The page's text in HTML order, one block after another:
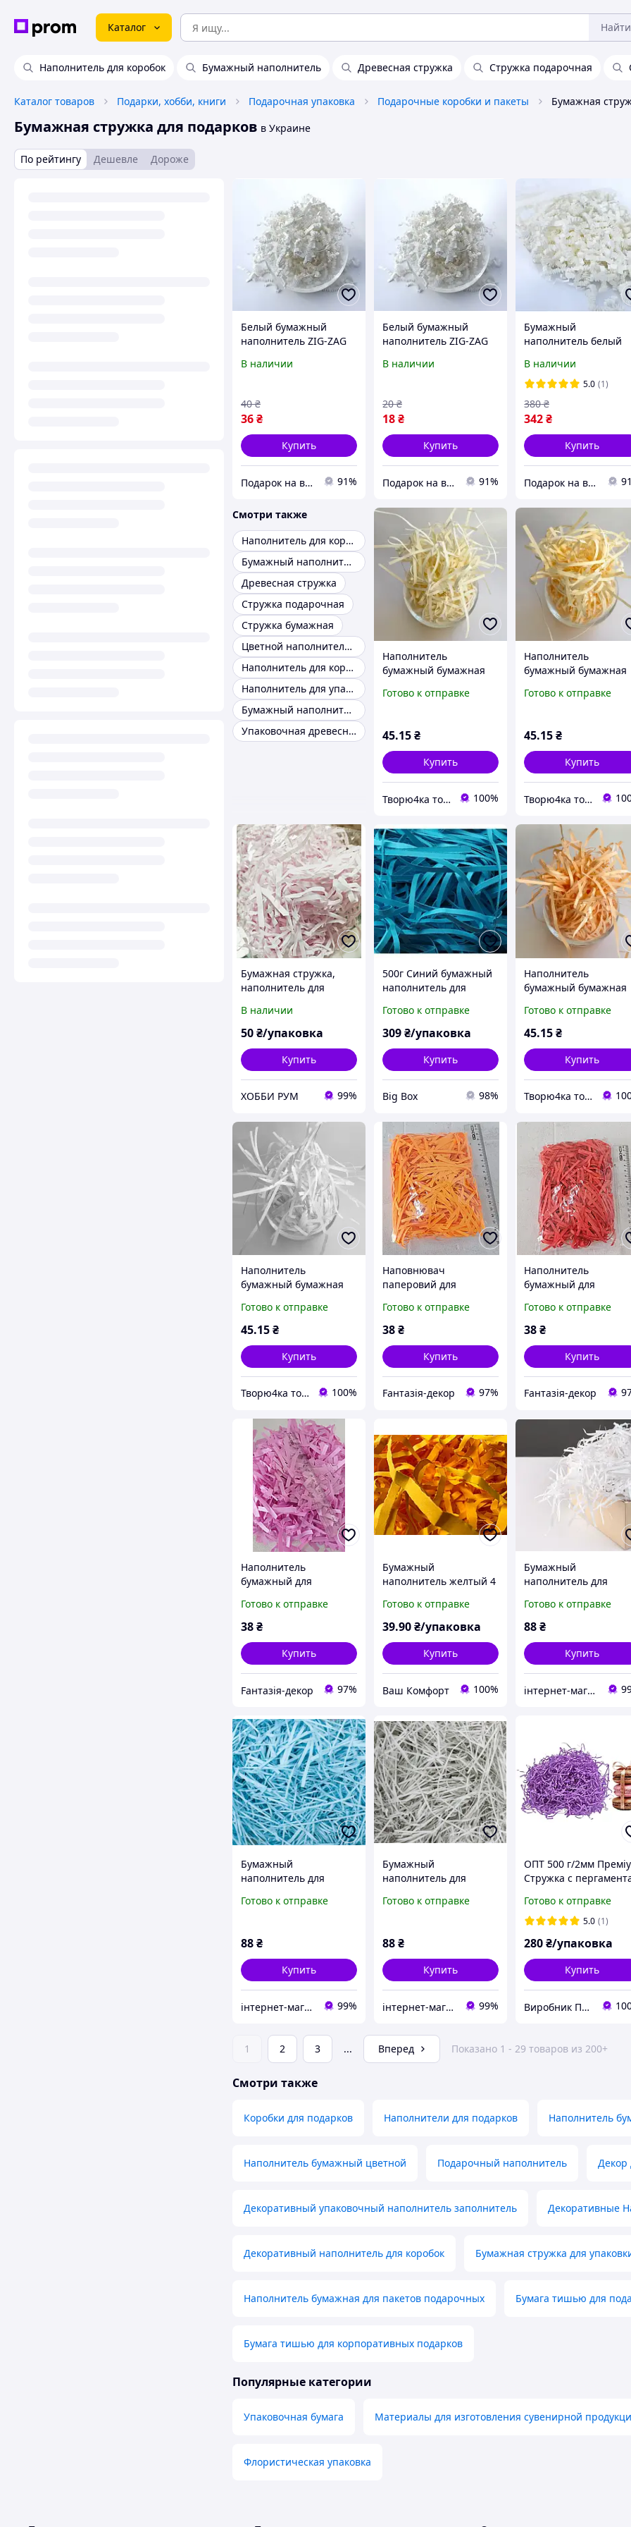
Каталог Найти
Наполнитель для коробок Бумажный наполнитель Древесная стружка Стружка подарочная
Каталог товаров Подарки, хобби, книги Подарочная упаковка Подарочные коробки и пакеты Бумажная
Бумажная стружка для подарков в Украине
По рейтингу Дешевле Дороже
Белый бумажный
наполнитель ZIG-ZAG
коробок | Бумажная
для упаковки подарков
В наличии
36₴
40 ₴
Купить
Подарок на все праздники 91%
Белый бумажный
наполнитель ZIG-ZAG
коробок | Бумажная
для упаковки подарков
В наличии
18₴
20 ₴
Купить
Подарок на все праздники 91%
Бумажный
наполнитель белый
Наполнитель для
упаковки подарков |
Бумажная стружка
В наличии
5.0 (1)
342₴
380 ₴
Купить
Подарок на все праздники
Смотри также
Наполнитель для коробок
Бумажный наполнитель
Древесная стружка
Стружка подарочная
Стружка бумажная
Цветной наполнитель для коробок
Наполнитель для коробок древесная стружка
Наполнитель для упаковки
Бумажный наполнитель крафт
Упаковочная древесная стружка
Наполнитель
бумажный бумажная
для коробок и пакетов
Готово к отправке
45.15₴
Купить
Творю4ка товары для упаковки и декора 100%
Наполнитель
бумажный бумажная
коробок и пакетов
Готово к отправке
45.15₴
Купить
Творю4ка товары для упаковки и декора
Бумажная стружка,
наполнитель для
50гр. розовая
В наличии
50₴/упаковка
Купить
ХОББИ РУМ 99%
500г Синий бумажный
наполнитель для
для подарков,коробок,
стружка для декора
Готово к отправке
309₴/упаковка
Купить
Big Box 98%
Наполнитель
бумажный бумажная
кремовый для коробок
и пакетов
Готово к отправке
45.15₴
Купить
Творю4ка товары для упаковки и декора
Наполнитель
бумажный бумажная
коробок и пакетов
Готово к отправке
45.15₴
Купить
Творю4ка товары для упаковки и декора 100%
Наповнювач
паперовий для
подарунків, 20г
помаранчевий
Готово к отправке
38₴
Купить
Fантазія-декор 97%
Наполнитель
бумажный для
20г красный.
Готово к отправке
38₴
Купить
Fантазія-декор
Наполнитель
бумажный для
20г розовый
Готово к отправке
38₴
Купить
Fантазія-декор 97%
Бумажный
наполнитель желтый 4
Готово к отправке
39.90₴/упаковка
Купить
Ваш Комфорт 100%
Бумажный
наполнитель для
Белый, наполнитель
декоративный
Украина
Готово к отправке
88₴
Купить
інтернет-магазин Теремок
Бумажный
наполнитель для
голубой, наполнитель
Украина
Готово к отправке
88₴
Купить
інтернет-магазин Теремок 99%
Бумажный
наполнитель для
серый, наполнитель
Украина
Готово к отправке
88₴
Купить
інтернет-магазин Теремок 99%
ОПТ 500 г/2мм
Стружка с
сиреневый,
производитель
Готово к отправке
5.0 (1)
280₴/упаковка
Купить
Виробник Паперової Стружки
1 2 3 ... Вперед Показано 1 - 29 товаров из 200+
Смотри также
Коробки для подарков Наполнители для подарков Наполнитель
Наполнитель бумажный цветной Подарочный наполнитель Декор
Декоративный упаковочный наполнитель заполнитель Декоративные
Декоративный наполнитель для коробок Бумажная стружка для
Наполнитель бумажная для пакетов подарочных Бумага тишью для
Бумага тишью для корпоративных подарков
Популярные категории
Упаковочная бумага Материалы для изготовления сувенирной
Флористическая упаковка